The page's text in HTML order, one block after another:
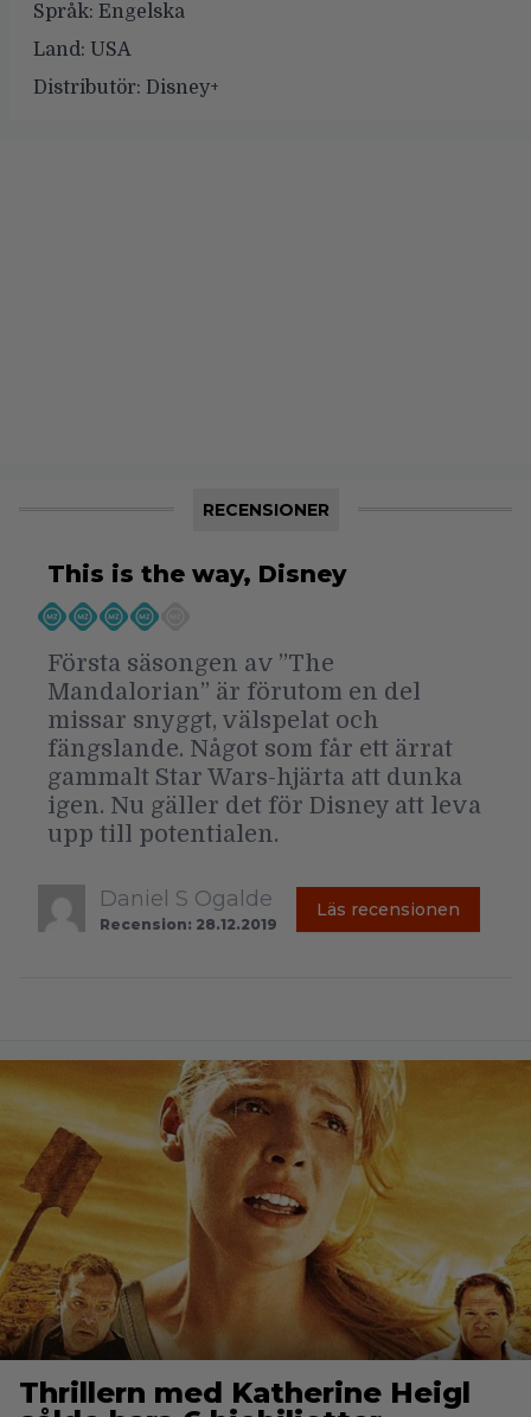
Språk: Engelska
Land: USA
Distributör: Disney+
RECENSIONER
This is the way, Disney
Första säsongen av ”The
Mandalorian” är förutom en del
missar snyggt, välspelat och
fängslande. Något som får ett ärrat
gammalt Star Wars-hjärta att dunka
igen. Nu gäller det för Disney att leva
upp till potentialen.
Daniel S Ogalde
Recension: 28.12.2019
Läs recensionen
Thrillern med Katherine Heigl